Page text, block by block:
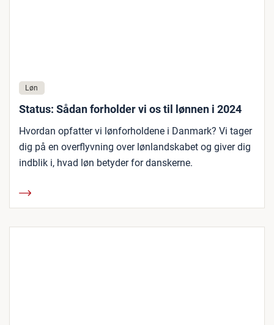
Løn
Status: Sådan forholder vi os til lønnen i 2024
Hvordan opfatter vi lønforholdene i Danmark? Vi tager
dig på en overflyvning over lønlandskabet og giver dig
indblik i, hvad løn betyder for danskerne.